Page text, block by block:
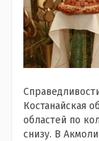
Костанайская
областей по
снизу. В